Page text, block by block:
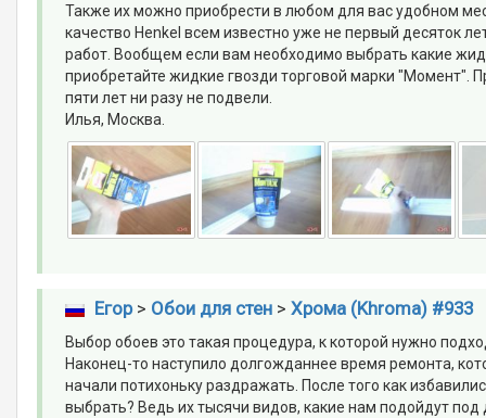
Также их можно приобрести в любом для вас удобном
качество Henkel всем известно уже не первый десяток
работ. Вообщем если вам необходимо выбрать какие
приобретайте жидкие гвозди торговой марки "Момент".
пяти лет ни разу не подвели.
Илья, Москва.
Егор> Обои для стен> Хрома (Khroma) #933
Выбор обоев это такая процедура, к которой нужно
Наконец-то наступило долгожданнее время ремонта,
начали потихоньку раздражать. После того как
выбрать? Ведь их тысячи видов, какие нам подойдут